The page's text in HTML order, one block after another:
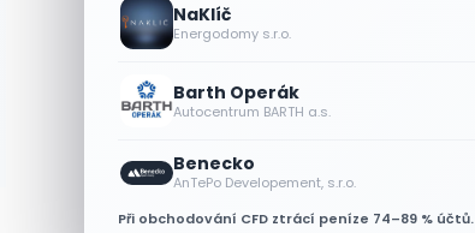
NaKlíč
Energodomy s.r.o.
Barth Operák
Autocentrum BARTH a.s.
Benecko
AnTePo Developement, s.r.o.
Při obchodování CFD ztrácí peníze 74–89 % účtů.